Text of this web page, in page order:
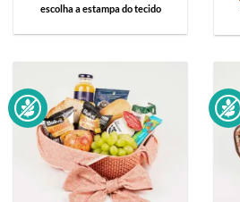
escolha a estampa do tecido